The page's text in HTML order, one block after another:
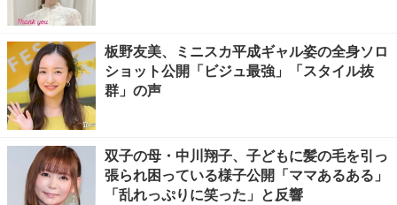
板野友美、ミニスカ平成ギャル姿の全身ソロ
ショット公開「ビジュ最強」「スタイル抜
群」の声
双子の母・中川翔子、子どもに髪の毛を引っ
張られ困っている様子公開「ママあるある」
「乱れっぷりに笑った」と反響